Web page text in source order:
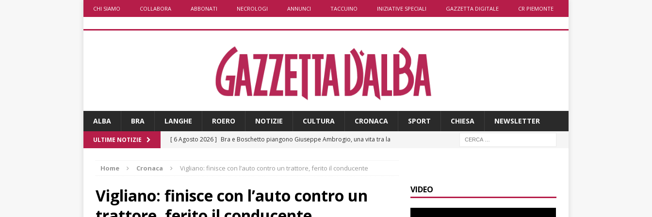
CHI SIAMO COLLABORA ABBONATI NECROLOGI ANNUNCI TACCUINO INIZIATIVE SPECIALI GAZZETTA DIGITALE CR PIEMONTE
ALBA BRA LANGHE ROERO NOTIZIE CULTURA CRONACA SPORT CHIESA NEWSLETTER
ULTIME NOTIZIE [ 6 Agosto 2026 ] Bra e Boschetto piangono Giuseppe Ambrogio, una vita tra la
[ 6 Agosto 2026 ] Vezza d’Alba, finisce con l’auto sullo spartitraffico della
rotonda: giovane in ospedale
Home Cronaca Vigliano: finisce con l’auto contro un trattore, ferito il conducente
Vigliano: finisce con l’auto contro un
VIDEO